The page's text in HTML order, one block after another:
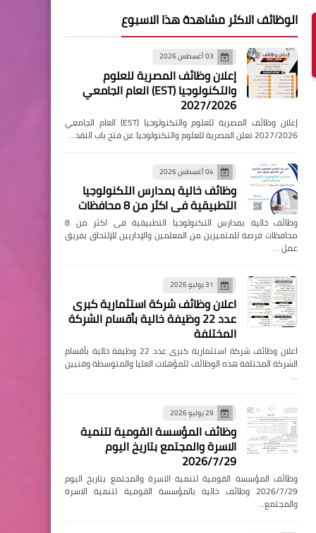
الوظائف الاكثر مشاهدة هذا الاسبوع
03 أغسطس 2026
إعلان وظائف المصرية للعلوم
والتكنولوجيا (EST) العام الجامعي
2027/2026
إعلان وظائف المصرية للعلوم والتكنولوجيا (EST) العام الجامعي
2027/2026 تعلن المصرية للعلوم والتكنولوجيا عن فتح باب التقد…
04 أغسطس 2026
وظائف خالية بمدارس التكنولوجيا
التطبيقية فى اكثر من 8 محافظات
وظائف خالية بمدارس التكنولوجيا التطبيقية فى اكثر من 8
محافظات فرصة للمتميزين من المعلمين والإداريين للإلتحاق بفريق
عمل …
31 يوليو 2026
اعلان وظائف شركة استثمارية كبرى
عدد 22 وظيفة خالية بأقسام الشركة
المختلفة
اعلان وظائف شركة استثمارية كبرى عدد 22 وظيفة خالية بأقسام
الشركة المختلفة هذه الوظائف للمؤهلات العليا والمتوسطة وفنيين
…
29 يوليو 2026
وظائف المؤسسة القومية لتنمية
الاسرة والمجتمع بتاريخ اليوم
2026/7/29
وظائف المؤسسة القومية لتنمية الاسرة والمجتمع بتاريخ اليوم
2026/7/29 وظائف خالية بالمؤسسة القومية لتنمية الاسرة
والمجتمع…